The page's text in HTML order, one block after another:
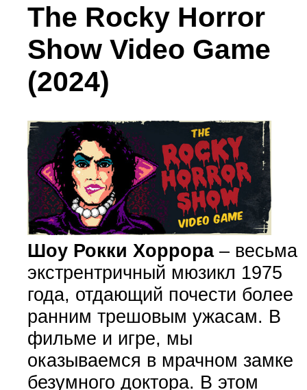
The Rocky Horror
Show Video Game
(2024)
Шоу Рокки Хоррора– весьма
экстрентричный мюзикл 1975
года, отдающий почести более
ранним трешовым ужасам. В
фильме и игре, мы
оказываемся в мрачном замке
безумного доктора. В этом